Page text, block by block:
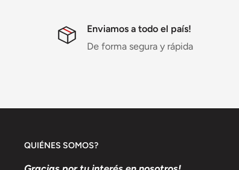
Enviamos a todo el país!
De forma segura y rápida
QUIÉNES SOMOS?